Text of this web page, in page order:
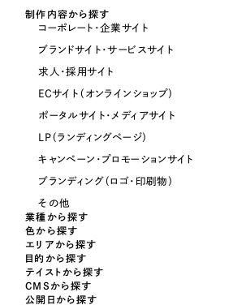
グリーン・緑色
ブルー・青色
パープル・紫色
ピンク・桃色
制作内容から探す
コーポレート・企業サイト
ブランドサイト・サービスサイト
求人・採用サイト
ECサイト（オンラインショップ）
ポータルサイト・メディアサイト
LP（ランディングページ）
キャンペーン・プロモーションサイト
ブランディング（ロゴ・印刷物）
その他
業種から探す
色から探す
エリアから探す
目的から探す
テイストから探す
CMSから探す
公開日から探す